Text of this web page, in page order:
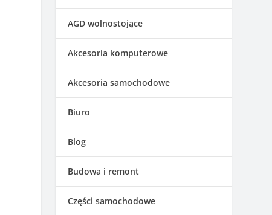
AGD wolnostojące
Akcesoria komputerowe
Akcesoria samochodowe
Biuro
Blog
Budowa i remont
Części samochodowe